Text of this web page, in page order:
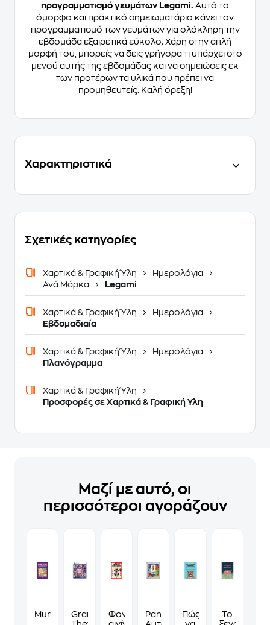
προγραμματισμό γευμάτων Legami.
Αυτό το
όμορφο και πρακτικό σημειωματάριο κάνει τον
προγραμματισμό των γευμάτων για ολόκληρη την
εβδομάδα εξαιρετικά εύκολο. Χάρη στην απλή
μορφή του, μπορείς να δεις γρήγορα τι υπάρχει στο
μενού αυτής της εβδομάδας και να σημειώσεις εκ
των προτέρων τα υλικά που πρέπει να
προμηθευτείς. Καλή όρεξη!
Χαρακτηριστικά
Σχετικές κατηγορίες
Χαρτικά & Γραφική Ύλη
Ημερολόγια
Ανά Μάρκα
Legami
Χαρτικά & Γραφική Ύλη
Ημερολόγια
Εβδομαδιαία
Χαρτικά & Γραφική Ύλη
Ημερολόγια
Πλανόγραμμα
Χαρτικά & Γραφική Ύλη
Προσφορές σε Χαρτικά & Γραφική Υλη
Μαζί με αυτό, οι
περισσότεροι αγοράζουν
MurdokuGrand
Φονικά
Panini
Πώς
Το